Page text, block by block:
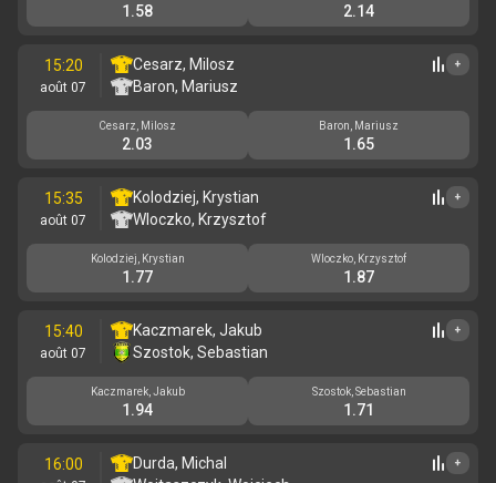
1.58 2.14
15:20
août 07
Cesarz, Milosz
Baron, Mariusz
+
Cesarz, Milosz
2.03
Baron, Mariusz
1.65
15:35
août 07
Kolodziej, Krystian
Wloczko, Krzysztof
+
Kolodziej, Krystian
1.77
Wloczko, Krzysztof
1.87
15:40
août 07
Kaczmarek, Jakub
Szostok, Sebastian
+
Kaczmarek, Jakub
1.94
Szostok, Sebastian
1.71
16:00
Durda, Michal
+